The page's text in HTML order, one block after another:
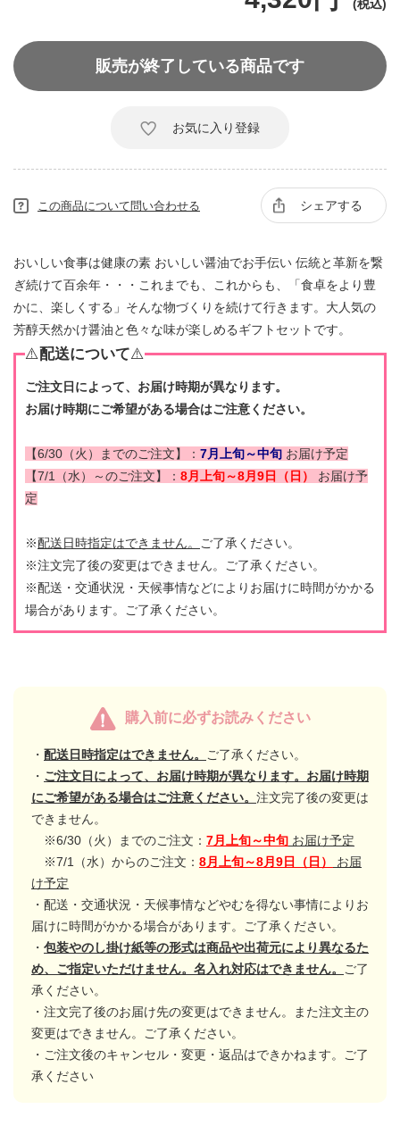
お気に入り登録
販売が終了している商品です
この商品について問い合わせる シェアする
おいしい食事は健康の素 おいしい醤油でお手伝い 伝統と革新を繋
ぎ続けて百余年・・・これまでも、これからも、「食卓をより豊
かに、楽しくする」そんな物づくりを続けて行きます。大人気の
芳醇天然かけ醤油と色々な味が楽しめるギフトセットです。
⚠️配送について⚠️
ご注文日によって、お届け時期が異なります。
お届け時期にご希望がある場合はご注意ください。
【6/30（火）までのご注文】： 7月上旬～中旬 お届け予定
【7/1（水）～のご注文】： 8月上旬～8月9日（日）
お届け予
定
※配送日時指定はできません。 ご了承ください。
※注文完了後の変更はできません。ご了承ください。
※配送・交通状況・天候事情などによりお届けに時間がかかる
場合があります。ご了承ください。
購入前に必ずお読みください
・ 配送日時指定はできません。
ご了承ください。
・ ご注文日によって、お届け時期が異なります。お届け時期
にご希望がある場合はご注意ください。 注文完了後の変更は
できません。
※6/30（火）までのご注文： 7月上旬～中旬 お届け予定
※7/1（水）からのご注文： 8月上旬～8月9日（日）
お届
け予定
・配送・交通状況・天候事情などやむを得ない事情によりお
届けに時間がかかる場合があります。ご了承ください。
・ 包装やのし掛け紙等の形式は商品や出荷元により異なるた
め、ご指定いただけません。名入れ対応はできません。
ご了
承ください。
・注文完了後のお届け先の変更はできません。また注文主の
変更はできません。ご了承ください。
・ご注文後のキャンセル・変更・返品はできかねます。ご了
承ください